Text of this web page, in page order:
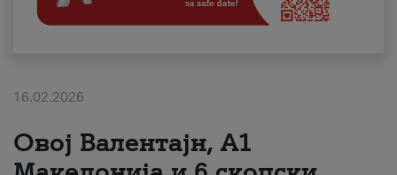
Плати сметка
#ПодобарОнлајн
16.02.2026
Овој Валентајн, A1